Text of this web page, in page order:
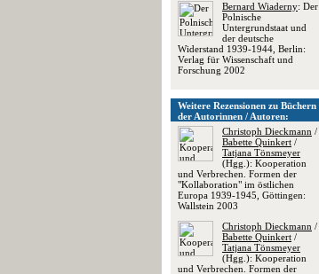
Bernard Wiaderny: Der
Polnische
Untergrundstaat und
der deutsche
Widerstand 1939-1944, Berlin:
Verlag für Wissenschaft und
Forschung 2002
Weitere Rezensionen zu Büchern
der Autorinnen / Autoren:
Christoph Dieckmann /
Babette Quinkert /
Tatjana Tönsmeyer
(Hgg.): Kooperation
und Verbrechen. Formen der
"Kollaboration" im östlichen
Europa 1939-1945, Göttingen:
Wallstein 2003
Christoph Dieckmann /
Babette Quinkert /
Tatjana Tönsmeyer
(Hgg.): Kooperation
und Verbrechen. Formen der